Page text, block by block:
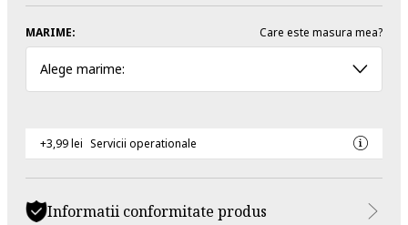
MARIME: Care este masura mea?
Alege marime:
+3,99 lei Servicii operationale
Informatii conformitate produs